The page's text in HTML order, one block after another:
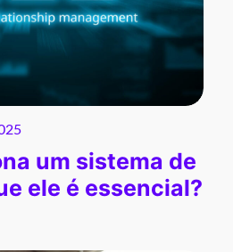
um sistema de
ele é essencial?